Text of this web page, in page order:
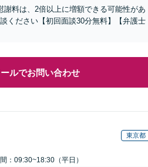
謝料は、2倍以上に増額できる可能性があ
ください【初回面談30分無料】【弁護士
ールでお問い合わせ
東京都
：09:30~18:30（平日）